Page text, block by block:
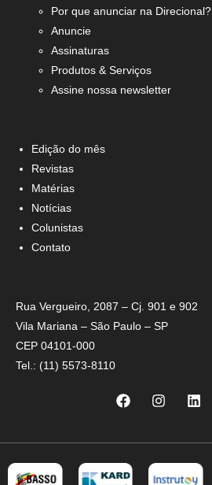
Por que anunciar na Direcional?
Anuncie
Assinaturas
Produtos & Serviços
Assine nossa newsletter
Edição do mês
Revistas
Matérias
Notícias
Colunistas
Contato
Rua Vergueiro, 2087 – Cj. 901 e 902
Vila Mariana – São Paulo – SP
CEP 04101-000
Tel.: (11) 5573-8110